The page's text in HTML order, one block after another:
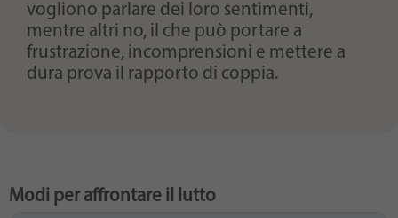
vogliono parlare dei loro sentimenti,
mentre altri no, il che può portare a
frustrazione, incomprensioni e mettere a
dura prova il rapporto di coppia.
Modi per affrontare il lutto